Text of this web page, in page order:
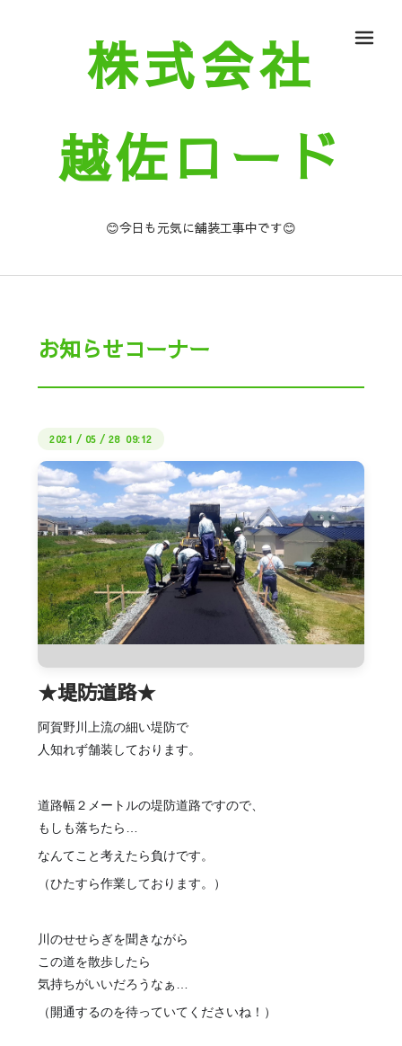
株式会社
越佐ロード
😊今日も元気に舗装工事中です😊
お知らせコーナー
2021 / 05 / 28 09:12
★堤防道路★
阿賀野川上流の細い堤防で
人知れず舗装しております。
道路幅２メートルの堤防道路ですので、
もしも落ちたら…
なんてこと考えたら負けです。
（ひたすら作業しております。）
川のせせらぎを聞きながら
この道を散歩したら
気持ちがいいだろうなぁ…
（開通するのを待っていてくださいね！）